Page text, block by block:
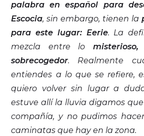
palabra en español para
Escocia, sin embargo, tienen la
para este lugar: Eerie. La
mezcla entre lo
sobrecogedor. Realmente
entiendes a lo que se refiere,
quiero volver sin lugar a
estuve allí la lluvia digamos
compañía, y no pudimos
caminatas que hay en la zona.